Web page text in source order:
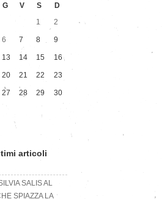
G V S
D
1
2
6 7 8 9
13 14 15 16
20 21 22 23
27 28 29 30
articoli
SALIS AL
SPIAZZA LA